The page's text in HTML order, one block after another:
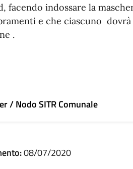
facendo indossare la
e che ciascuno
.
/ Nodo SITR Comunale
08/07/2020